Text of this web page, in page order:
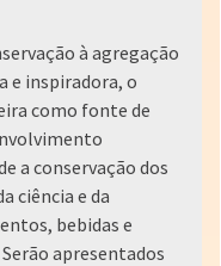
à agregação
e inspiradora, o
como fonte de
a conservação dos
ciência e da
bebidas e
apresentados